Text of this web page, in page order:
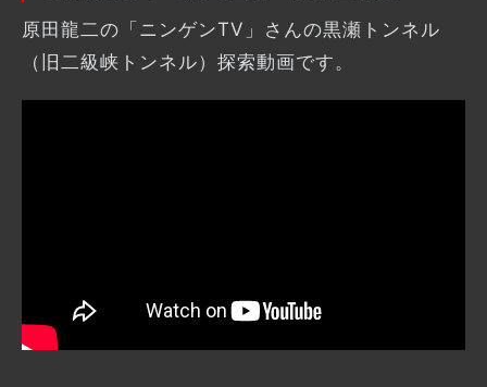
原田龍二の「ニンゲンTV」さんの黒瀬トンネル
（旧二級峡トンネル）探索動画です。